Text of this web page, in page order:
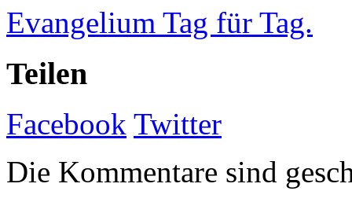
Evangelium Tag für Tag.
Teilen
Facebook Twitter
Die Kommentare sind